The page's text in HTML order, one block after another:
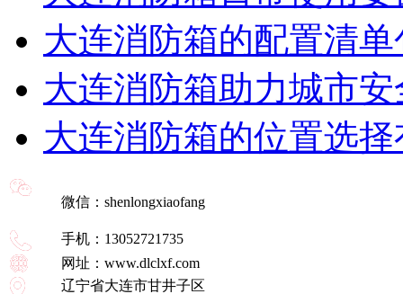
大连消防箱的配置清
大连消防箱助力城市
大连消防箱的位置选
微信：shenlongxiaofang
手机：13052721735
网址：www.dlclxf.com
辽宁省大连市甘井子区